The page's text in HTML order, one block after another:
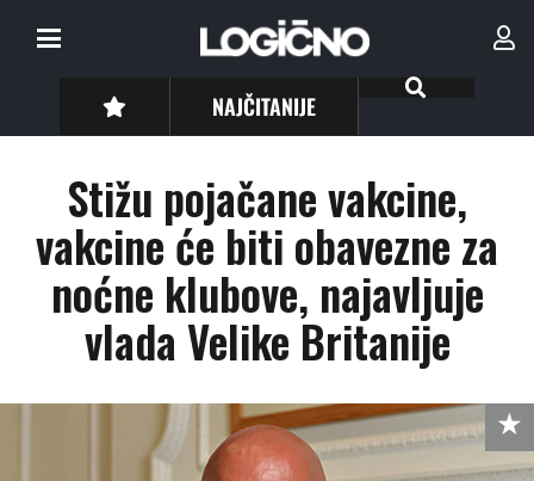
NAJČITANIJE
Stižu pojačane vakcine,
vakcine će biti obavezne za
noćne klubove, najavljuje
vlada Velike Britanije